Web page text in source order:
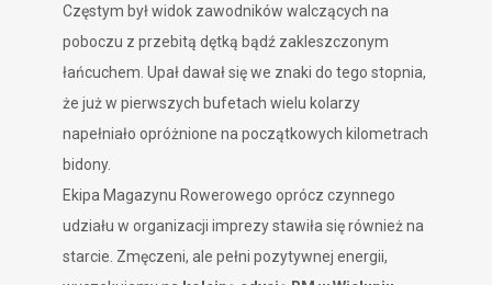
Częstym był widok zawodników walczących na
poboczu z przebitą dętką bądź zakleszczonym
łańcuchem. Upał dawał się we znaki do tego stopnia,
że już w pierwszych bufetach wielu kolarzy
napełniało opróżnione na początkowych kilometrach
bidony.
Ekipa Magazynu Rowerowego oprócz czynnego
udziału w organizacji imprezy stawiła się również na
starcie. Zmęczeni, ale pełni pozytywnej energii,